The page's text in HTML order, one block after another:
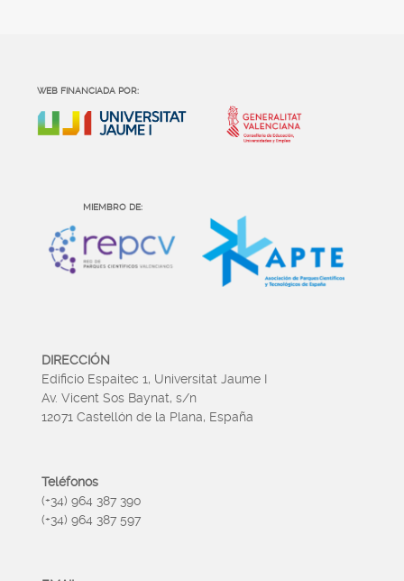
WEB FINANCIADA POR:
MIEMBRO DE:
DIRECCIÓN
Edificio Espaitec 1, Universitat Jaume I
Av. Vicent Sos Baynat, s/n
12071 Castellón de la Plana, España
Teléfonos
(+34) 964 387 390
(+34) 964 387 597